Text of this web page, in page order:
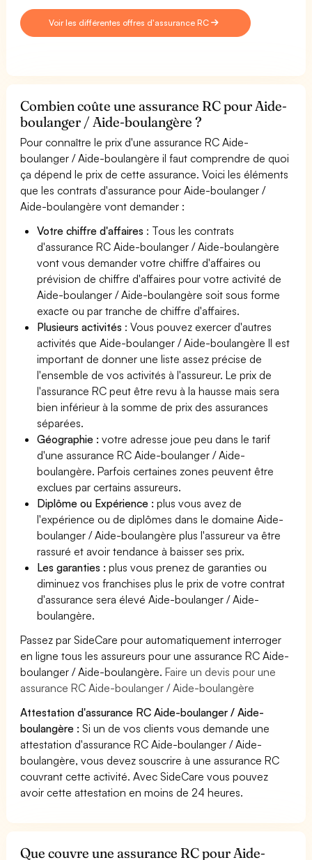
Voir les différentes offres d'assurance RC
Combien coûte une assurance RC pour Aide-
boulanger / Aide-boulangère ?
Pour connaître le prix d'une assurance RC Aide-
boulanger / Aide-boulangère il faut comprendre de quoi
ça dépend le prix de cette assurance. Voici les éléments
que les contrats d'assurance pour Aide-boulanger /
Aide-boulangère vont demander :
Votre chiffre d'affaires : Tous les contrats
d'assurance RC Aide-boulanger / Aide-boulangère
vont vous demander votre chiffre d'affaires ou
prévision de chiffre d'affaires pour votre activité de
Aide-boulanger / Aide-boulangère soit sous forme
exacte ou par tranche de chiffre d'affaires.
Plusieurs activités : Vous pouvez exercer d'autres
activités que Aide-boulanger / Aide-boulangère Il est
important de donner une liste assez précise de
l'ensemble de vos activités à l'assureur. Le prix de
l'assurance RC peut être revu à la hausse mais sera
bien inférieur à la somme de prix des assurances
séparées.
Géographie :votre adresse joue peu dans le tarif
d'une assurance RC Aide-boulanger / Aide-
boulangère. Parfois certaines zones peuvent être
exclues par certains assureurs.
Diplôme ou Expérience :plus vous avez de
l'expérience ou de diplômes dans le domaine Aide-
boulanger / Aide-boulangère plus l'assureur va être
rassuré et avoir tendance à baisser ses prix.
Les garanties :plus vous prenez de garanties ou
diminuez vos franchises plus le prix de votre contrat
d'assurance sera élevé Aide-boulanger / Aide-
boulangère.
Passez par SideCare pour automatiquement interroger
en ligne tous les assureurs pour une assurance RC Aide-
boulanger / Aide-boulangère.Faire un devis pour une
assurance RC Aide-boulanger / Aide-boulangère
Attestation d'assurance RC Aide-boulanger / Aide-
boulangère : Si un de vos clients vous demande une
attestation d'assurance RC Aide-boulanger / Aide-
boulangère, vous devez souscrire à une assurance RC
couvrant cette activité. Avec SideCare vous pouvez
avoir cette attestation en moins de 24 heures.
Que couvre une assurance RC pour Aide-